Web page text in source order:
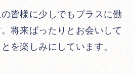
皆様に少しでもプラスに働
将来ばったりとお会いして
を楽しみにしています。